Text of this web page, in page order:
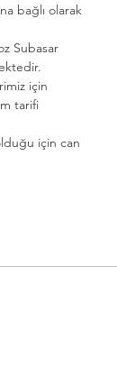
bağlı olarak
Subasar
için
tarifi
için can